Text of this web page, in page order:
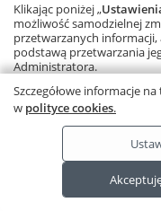
KONTAKT
Copyright © by Gdańskie
Ta strona
Klikając poniżej „
możliwość samodzielnej
przetwarzanych informacji,
podstawą przetwarzania
Administratora.
Należy pamiętać, że
zmiany ustawień oznacza,
urządzeniu końcowym
Szczegółowe informacje
w polityce cookies.